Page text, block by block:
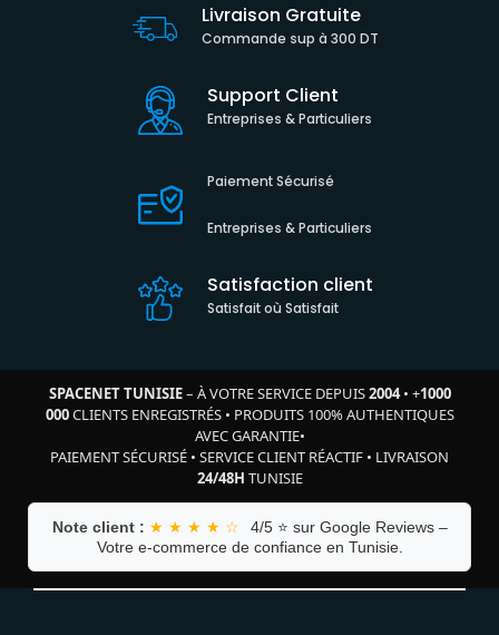
Livraison Gratuite
Commande sup à 300 DT
Support Client
Entreprises & Particuliers
Paiement Sécurisé
Entreprises & Particuliers
Satisfaction client
Satisfait où Satisfait
SPACENET TUNISIE– À VOTRE SERVICE DEPUIS2004• +1000
000CLIENTS ENREGISTRÉS• PRODUITS 100% AUTHENTIQUES
AVEC GARANTIE•
PAIEMENT SÉCURISÉ • SERVICE CLIENT RÉACTIF • LIVRAISON
24/48H TUNISIE
Note client : ★ ★ ★ ★ ☆
4/5 ⭐ sur Google Reviews –
Votre e-commerce de confiance en Tunisie.